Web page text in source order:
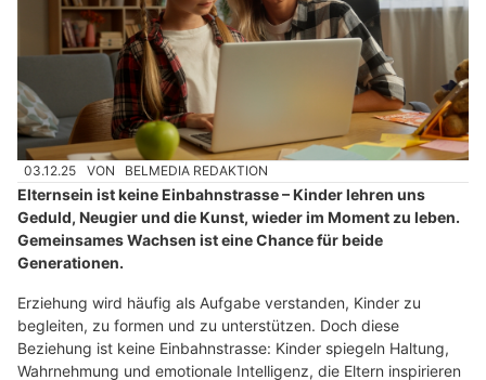
03.12.25 VON BELMEDIA REDAKTION
Elternsein ist keine Einbahnstrasse – Kinder lehren uns
Geduld, Neugier und die Kunst, wieder im Moment zu leben.
Gemeinsames Wachsen ist eine Chance für beide
Generationen.
Erziehung wird häufig als Aufgabe verstanden, Kinder zu
begleiten, zu formen und zu unterstützen. Doch diese
Beziehung ist keine Einbahnstrasse: Kinder spiegeln Haltung,
Wahrnehmung und emotionale Intelligenz, die Eltern inspirieren